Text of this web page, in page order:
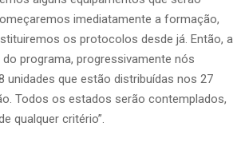
imediatamente a formação,
os protocolos desde já. Então, a
programa, progressivamente nós
unidades que estão distribuídas nos 27
Todos os estados serão contemplados,
qualquer critério”.